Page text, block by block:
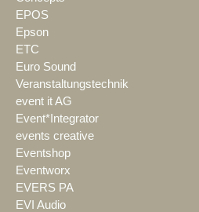
EPOS
Epson
ETC
Euro Sound
Veranstaltungstechnik
event it AG
Event*Integrator
events creative
Eventshop
Eventworx
EVERS PA
EVI Audio